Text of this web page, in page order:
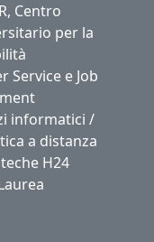
Centro
per la
Service e Job
informatici /
a distanza
H24